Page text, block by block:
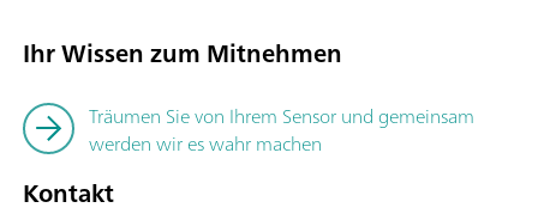
Ihr Wissen zum Mitnehmen
Träumen Sie von Ihrem Sensor und gemeinsam
werden wir es wahr machen
Kontakt